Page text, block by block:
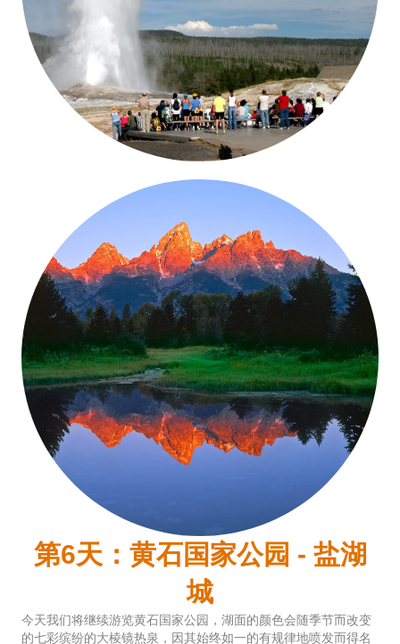
第6天：黄石国家公园 - 盐湖
城
今天我们将继续游览黄石国家公园，湖面的颜色会随季节而改变
的七彩缤纷的大棱镜热泉，因其始终如一的有规律地喷发而得名